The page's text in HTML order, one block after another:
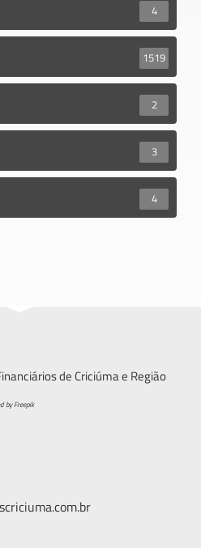
4
1519
2
3
4
de Criciúma e Região
by Freepik